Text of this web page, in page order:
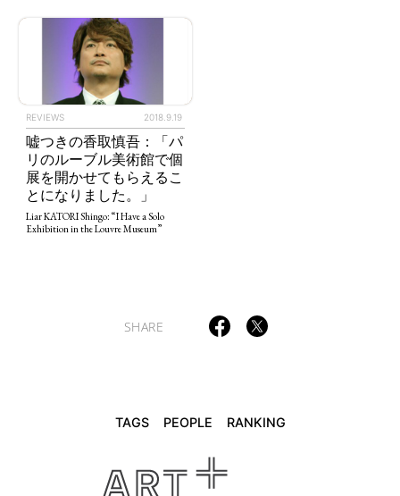
ART WORLD CULTURAL ESSAYS
POLITICS REVIEWS
REVIEWS 2018.9.19
嘘つきの香取慎吾：「パ
リのルーブル美術館で個
展を開かせてもらえるこ
とになりました。」
Liar KATORI Shingo: “I Have a Solo
Exhibition in the Louvre Museum”
SHARE
TAGS PEOPLE RANKING